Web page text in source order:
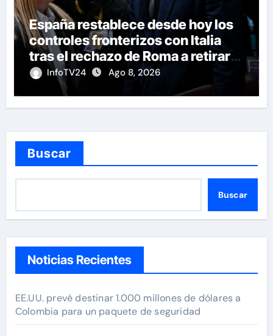
España restablece desde hoy los
controles fronterizos con Italia
tras el rechazo de Roma a retirar
las restricciones
InfoTV24 Ago 8, 2026
Buscar
Buscar
Noticias Recientes
EE.UU. prevé destinar 1.000 millones de dólares a
Colombia para un paquete de seguridad